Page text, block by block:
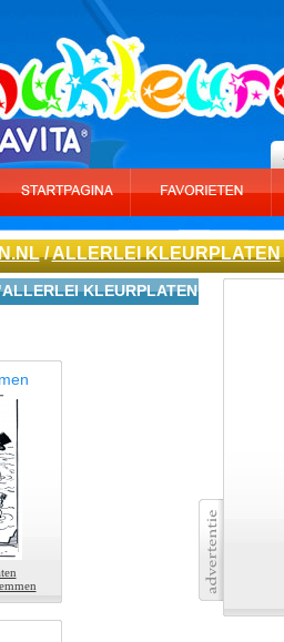
/ALLERLEI KLEURPLATEN
KLEURPLATEN"